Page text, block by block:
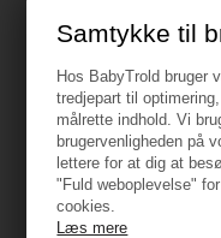
Samtykke til
Hos BabyTrold bruger
tredjepart til
målrette indhold. Vi
brugervenligheden på
lettere for at dig at
"Fuld weboplevelse"
cookies.
Læs mere
Vejledning